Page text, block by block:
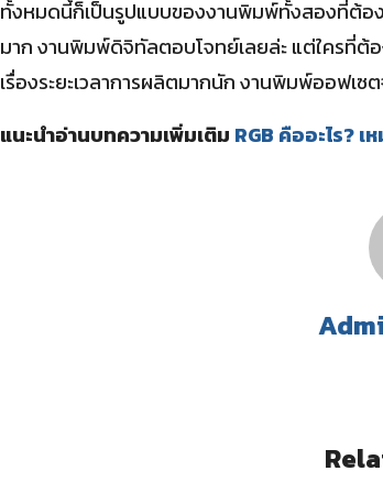
ทั้งหมดนี้ก็เป็นรูปแบบของงานพิมพ์ทั้งสองที่ต้อ
มาก งานพิมพ์ดิจิทัลตอบโจทย์เลยล่ะ แต่ใครที่ต้
เรื่องระยะเวลาการผลิตมากนัก งานพิมพ์ออฟเซ
แนะนำอ่านบทความเพิ่มเติม RGB คืออะไร? เ